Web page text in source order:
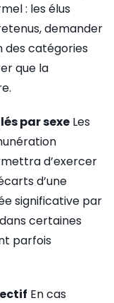
: les élus
demander
des catégories
que la
par sexe Les
d’exercer
d’une
significative par
certaines
parfois
En cas